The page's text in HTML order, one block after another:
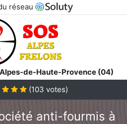
réseau
de-Haute-Provence (04)
(103 votes)
anti-fourmis à